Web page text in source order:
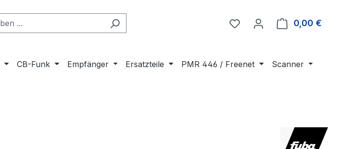
Du hast 0 Produkte auf
0,00 €
CB-Funk Empfänger Ersatzteile PMR 446 / Freenet
Scanner